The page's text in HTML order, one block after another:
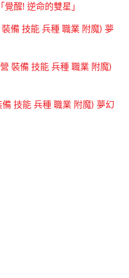
醒! 逆命的雙星」
備 技能 兵種 職業 附魔) 夢
裝備 技能 兵種 職業 附魔)
技能 兵種 職業 附魔) 夢幻